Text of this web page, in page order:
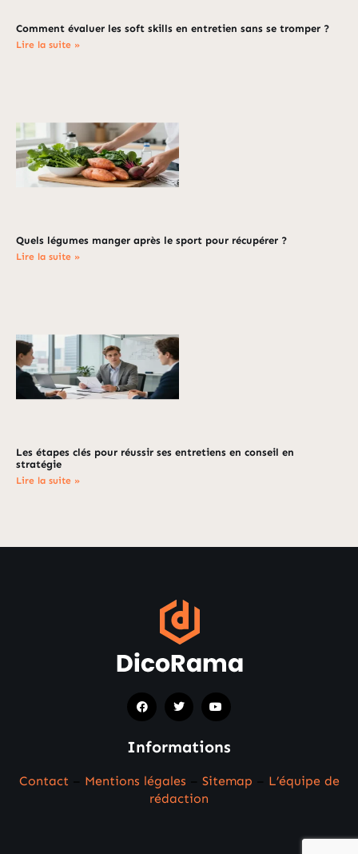
Comment évaluer les soft skills en entretien sans se tromper ?
Lire la suite »
Quels légumes manger après le sport pour récupérer ?
Lire la suite »
Les étapes clés pour réussir ses entretiens en conseil en
stratégie
Lire la suite »
Informations
Contact Mentions légales Sitemap
L’équipe de
rédaction